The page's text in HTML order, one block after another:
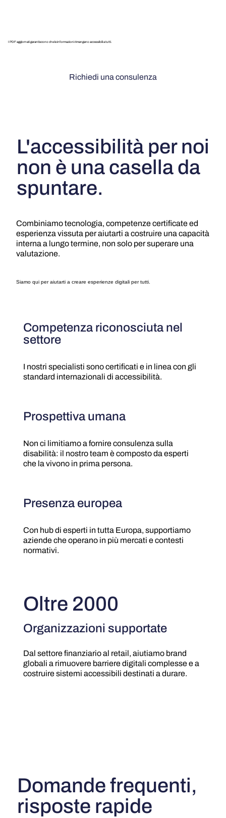
I PDF aggiornati garantiscono che le informazioni rimangano accessibili a tutti.
Richiedi una consulenza
L'accessibilità per noi
non è una casella da
spuntare.
Combiniamo tecnologia, competenze certificate ed
esperienza vissuta per aiutarti a costruire una capacità
interna a lungo termine, non solo per superare una
valutazione.
Siamo qui per aiutarti a creare esperienze digitali per tutti.
Competenza riconosciuta nel
settore
I nostri specialisti sono certificati e in linea con gli
standard internazionali di accessibilità.
Prospettiva umana
Non ci limitiamo a fornire consulenza sulla
disabilità: il nostro team è composto da esperti
che la vivono in prima persona.
Presenza europea
Con hub di esperti in tutta Europa, supportiamo
aziende che operano in più mercati e contesti
normativi.
Oltre 2000
Organizzazioni supportate
Dal settore finanziario al retail, aiutiamo brand
globali a rimuovere barriere digitali complesse e a
costruire sistemi accessibili destinati a durare.
Domande frequenti,
risposte rapide